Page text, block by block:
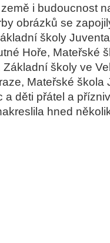
i budoucnost
obrázků se
školy
Hoře, Mateřské
školy ve
Mateřské škola
a děti přátel a
hned